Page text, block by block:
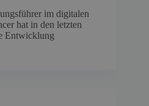
im digitalen
hat in den letzten
Entwicklung